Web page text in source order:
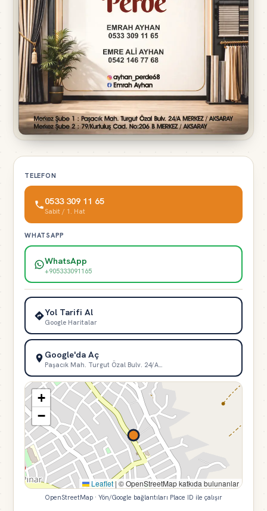
TELEFON
0533 309 11 65
Sabit / 1. Hat
WHATSAPP
WhatsApp
+905333091165
Yol Tarifi Al
Google Haritalar
Google'da Aç
Paşacık Mah. Turgut Özal Bulv. 24/A…
+
−
Leaflet|© OpenStreetMap katkıda bulunanlar
OpenStreetMap · Yön/Google bağlantıları Place ID ile çalışır